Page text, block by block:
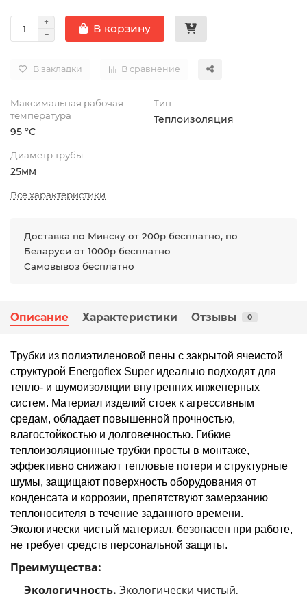
В корзину
В закладки В сравнение
Максимальная рабочая
температура
95 °C
Тип
Теплоизоляция
Диаметр трубы
25мм
Все характеристики
Доставка по Минску от 200р бесплатно, по
Беларуси от 1000р бесплатно
Самовывоз бесплатно
Описание Характеристики Отзывы 0
Трубки из полиэтиленовой пены с закрытой ячеистой
структурой Energoflex Super идеально подходят для
тепло- и шумоизоляции внутренних инженерных
систем. Материал изделий стоек к агрессивным
средам, обладает повышенной прочностью,
влагостойкостью и долговечностью. Гибкие
теплоизоляционные трубки просты в монтаже,
эффективно снижают тепловые потери и структурные
шумы, защищают поверхность оборудования от
конденсата и коррозии, препятствуют замерзанию
теплоносителя в течение заданного времени.
Экологически чистый материал, безопасен при работе,
не требует средств персональной защиты.
Преимущества:
Экологичность. Экологически чистый,